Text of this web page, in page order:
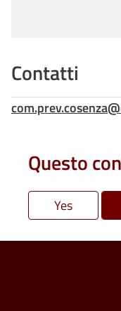
Contatti
Questo